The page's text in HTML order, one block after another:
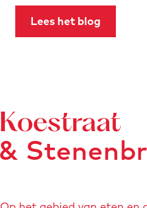
m
f
c
Lees het blog